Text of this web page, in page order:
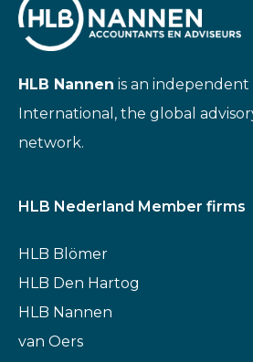
HLB Nannen is an
International, the global
network.
HLB Nederland Member firms
HLB Blömer
HLB Den Hartog
HLB Nannen
van Oers